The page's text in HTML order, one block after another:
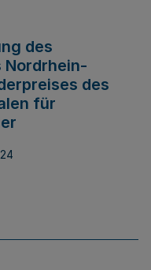
des
Nordrhein-
des
für